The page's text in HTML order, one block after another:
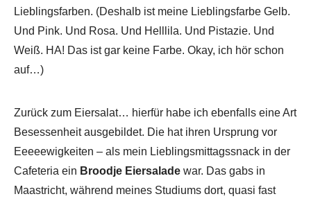
Lieblingsfarben. (Deshalb ist meine Lieblingsfarbe Gelb.
Und Pink. Und Rosa. Und Helllila. Und Pistazie. Und
Weiß. HA! Das ist gar keine Farbe. Okay, ich hör schon
auf…)
Zurück zum Eiersalat… hierfür habe ich ebenfalls eine Art
Besessenheit ausgebildet. Die hat ihren Ursprung vor
Eeeeewigkeiten – als mein Lieblingsmittagssnack in der
Cafeteria ein Broodje Eiersalade war. Das gabs in
Maastricht, während meines Studiums dort, quasi fast